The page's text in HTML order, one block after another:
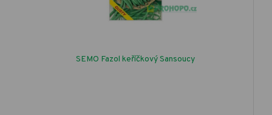
SEMO Fazol keříčkový Sansoucy